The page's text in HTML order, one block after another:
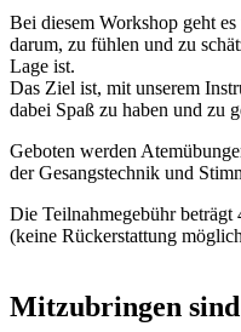
Bei diesem Workshop geht
darum, zu fühlen und zu
Lage ist.
Das Ziel ist, mit unserem
dabei Spaß zu haben und zu
Geboten werden
der Gesangstechnik und
Die Teilnahmegebühr beträgt
(keine Rückerstattung
Mitzubringen